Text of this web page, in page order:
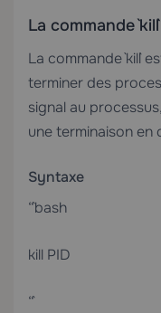
La commande `kill`
La commande `kill`
terminer des
signal au
une terminaison en
Syntaxe
“`bash
kill PID
“`